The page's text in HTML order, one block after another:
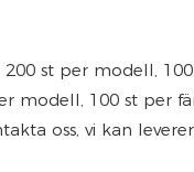
st per modell,
modell, 100 st per
oss, vi kan